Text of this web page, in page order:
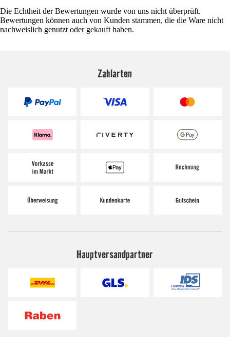
Die Echtheit der Bewertungen wurde von uns nicht überprüft.
Bewertungen können auch von Kunden stammen, die die Ware nicht
nachweislich genutzt oder gekauft haben.
Zahlarten
Hauptversandpartner